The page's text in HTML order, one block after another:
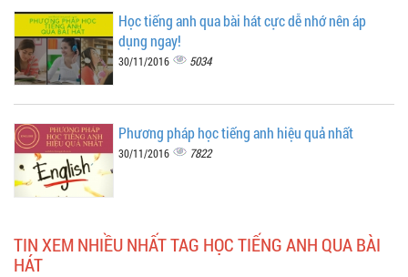
Học tiếng anh qua bài hát cực dễ nhớ nên áp
dụng ngay!
30/11/2016 5034
Phương pháp học tiếng anh hiệu quả nhất
30/11/2016 7822
TIN XEM NHIỀU NHẤT TAG HỌC TIẾNG ANH QUA BÀI
HÁT